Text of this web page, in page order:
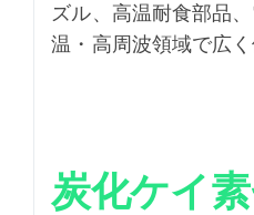
ズル、高温耐食部品
温・高周波領域で広く
炭化ケイ